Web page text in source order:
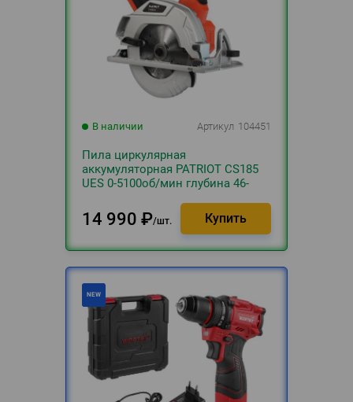
В наличии Артикул 104451
Пила циркулярная
аккумуляторная PATRIOT CS185
UES 0-5100об/мин глубина 46-
14 990 ₽ шт.